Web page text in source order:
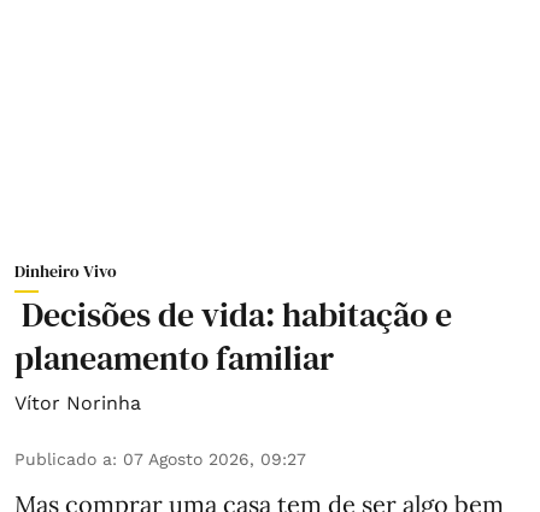
Dinheiro Vivo
Decisões de vida: habitação e
planeamento familiar
Vítor Norinha
Publicado a: 07 Agosto 2026, 09:27
Mas comprar uma casa tem de ser algo bem